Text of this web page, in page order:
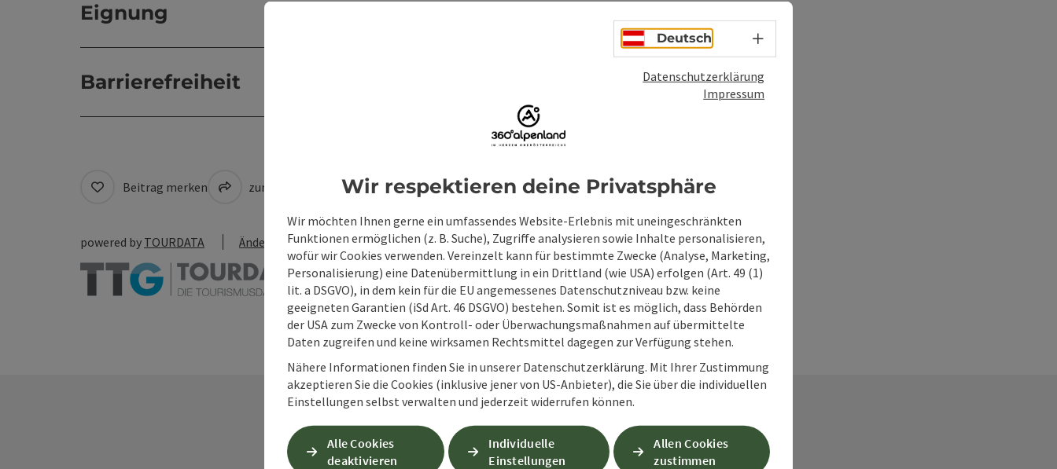
Eignung
Barrierefreiheit
Beitrag merken zum Merkzettel PDF erstellen Beitrag drucken In der Nähe
powered by TOURDATA Änderung vorschlagen
Deutsch Sprachwahl - Menü öffnen
Datenschutzerklärung
Impressum
Wir respektieren deine Privatsphäre
Wir möchten Ihnen gerne ein umfassendes Website-Erlebnis mit uneingeschränkten
Funktionen ermöglichen (z. B. Suche), Zugriffe analysieren sowie Inhalte personalisieren,
wofür wir Cookies verwenden. Vereinzelt kann für bestimmte Zwecke (Analyse, Marketing,
Personalisierung) eine Datenübermittlung in ein Drittland (wie USA) erfolgen (Art. 49 (1)
lit. a DSGVO), in dem kein für die EU angemessenes Datenschutzniveau bzw. keine
geeigneten Garantien (iSd Art. 46 DSGVO) bestehen. Somit ist es möglich, dass Behörden
der USA zum Zwecke von Kontroll- oder Überwachungsmaßnahmen auf übermittelte
Daten zugreifen und keine wirksamen Rechtsmittel dagegen zur Verfügung stehen.
Nähere Informationen finden Sie in unserer Datenschutzerklärung. Mit Ihrer Zustimmung
akzeptieren Sie die Cookies (inklusive jener von US-Anbieter), die Sie über die individuellen
Einstellungen selbst verwalten und jederzeit widerrufen können.
Alle Cookies
deaktivieren
Individuelle
Einstellungen
Allen Cookies
zustimmen